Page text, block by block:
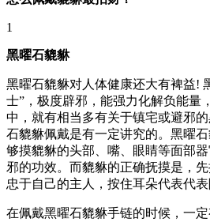
1
黑曜石貔貅
黑曜石貔貅对人体健康还大有裨益!
士”，极度辟邪，能强力化解负能量
中，就有相当多有关于镇宅或避邪
石貔貅佩戴是有一定讲究的。黑曜
够摸貔貅的头部、嘴、眼睛等面部
邪的功效。而貔貅的正确抚摸是，
忠于自己的主人，按住耳朵代表代表
在佩戴黑曜石貔貅手链的时候，一